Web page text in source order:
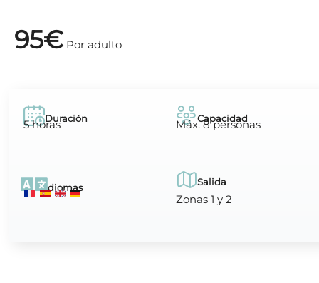
95€ Por adulto
Duración
5 horas Capacidad
Máx. 8 personas
Idiomas Salida
Zonas 1 y 2